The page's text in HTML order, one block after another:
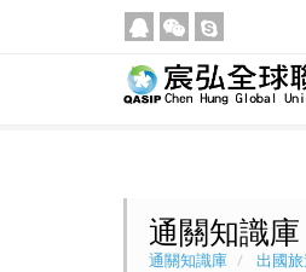
通關知識
通關知識庫 出國